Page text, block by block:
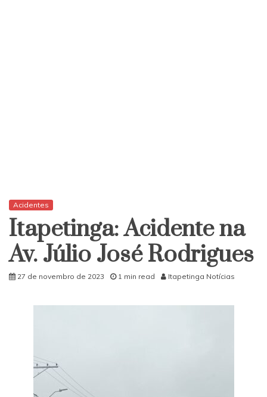
Acidentes
Itapetinga: Acidente na
Av. Júlio José Rodrigues
27 de novembro de 2023 1 min read Itapetinga Notícias